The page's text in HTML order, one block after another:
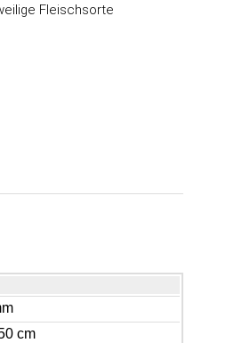
Fleischsorte
cm